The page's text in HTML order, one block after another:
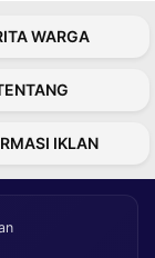
WARGA
IKLAN